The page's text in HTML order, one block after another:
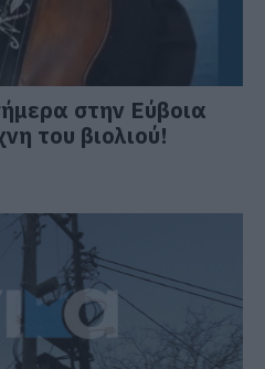
στην Εύβοια
του βιολιού!